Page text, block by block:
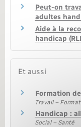
Peut-on
adultes
Aide à la
handicap
Et aussi
Formation
Travail –
Handicap :
Social – Santé